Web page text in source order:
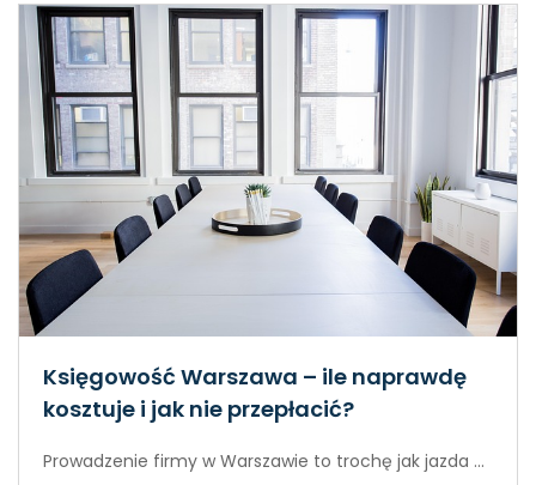
Księgowość Warszawa – ile naprawdę
kosztuje i jak nie przepłacić?
Prowadzenie firmy w Warszawie to trochę jak jazda ...